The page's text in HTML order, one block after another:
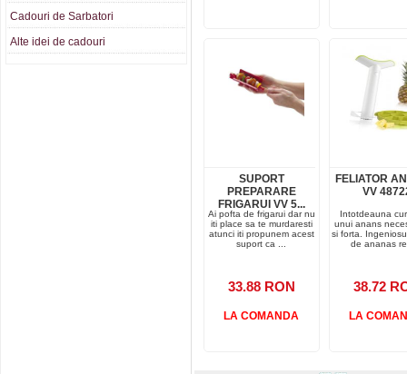
Cadouri de Sarbatori
Alte idei de cadouri
SUPORT
PREPARARE
FRIGARUI VV 5...
Ai pofta de frigarui dar nu
iti place sa te murdaresti
atunci iti propunem acest
suport ca ...
33.88 RON
LA COMANDA
FELIATOR
VV
Intotdeauna
unui anans
si forta.
de ananas
38.72
LA